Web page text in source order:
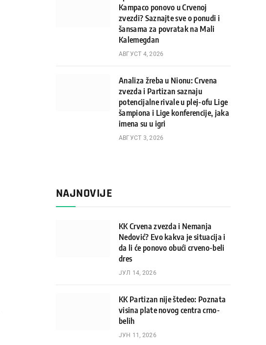
Kampaco ponovo u Crvenoj
zvezdi? Saznajte sve o ponudi i
šansama za povratak na Mali
Kalemegdan
АВГУСТ 4, 2026
Analiza žreba u Nionu: Crvena
zvezda i Partizan saznaju
potencijalne rivale u plej-ofu Lige
šampiona i Lige konferencije, jaka
imena su u igri
АВГУСТ 3, 2026
NAJNOVIJE
KK Crvena zvezda i Nemanja
Nedović? Evo kakva je situacija i
da li će ponovo obući crveno-beli
dres
ЈУЛ 14, 2026
KK Partizan nije štedeo: Poznata
visina plate novog centra crno-
belih
ЈУН 11, 2026